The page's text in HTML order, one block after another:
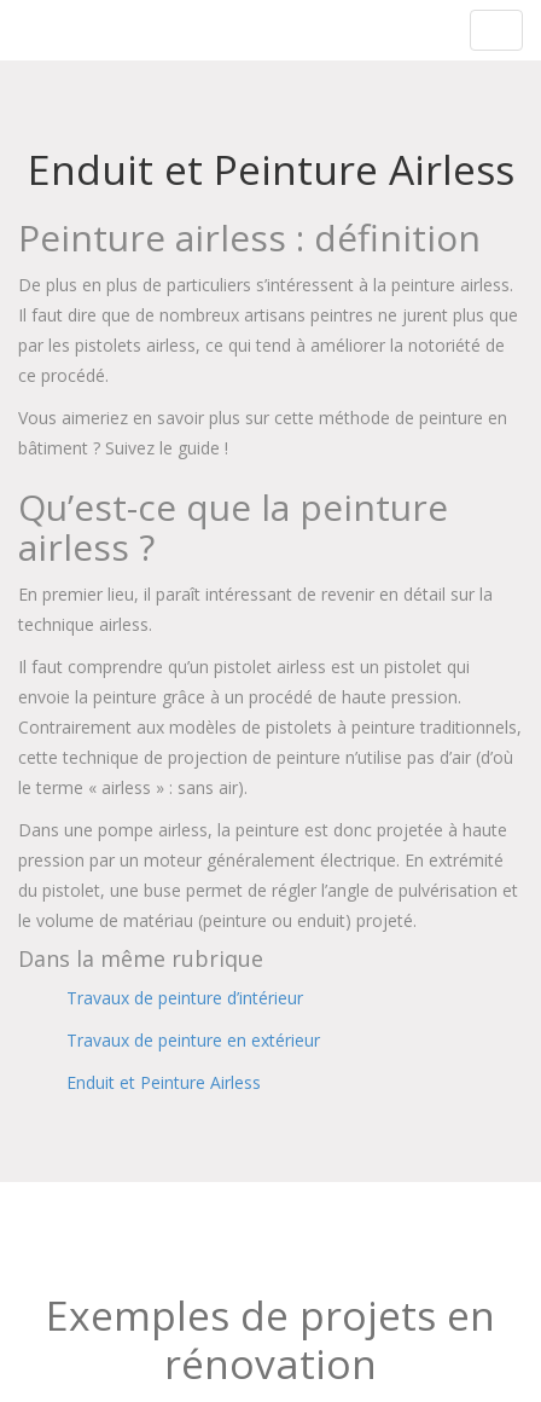
Enduit et Peinture Airless
Peinture airless : définition
De plus en plus de particuliers s’intéressent à la peinture airless.
Il faut dire que de nombreux artisans peintres ne jurent plus que
par les pistolets airless, ce qui tend à améliorer la notoriété de
ce procédé.
Vous aimeriez en savoir plus sur cette méthode de peinture en
bâtiment ? Suivez le guide !
Qu’est-ce que la peinture
airless ?
En premier lieu, il paraît intéressant de revenir en détail sur la
technique airless.
Il faut comprendre qu’un pistolet airless est un pistolet qui
envoie la peinture grâce à un procédé de haute pression.
Contrairement aux modèles de pistolets à peinture traditionnels,
cette technique de projection de peinture n’utilise pas d’air (d’où
le terme « airless » : sans air).
Dans une pompe airless, la peinture est donc projetée à haute
pression par un moteur généralement électrique. En extrémité
du pistolet, une buse permet de régler l’angle de pulvérisation et
le volume de matériau (peinture ou enduit) projeté.
Dans la même rubrique
Travaux de peinture d’intérieur
Travaux de peinture en extérieur
Enduit et Peinture Airless
Exemples de projets en
rénovation